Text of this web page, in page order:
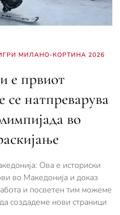
МИЛАНО-КОРТИНА 2026
е првиот
се натпреварува
во
Ова е историски
во Македонија и доказ
и посветен тим можеме
создадеме нови страници